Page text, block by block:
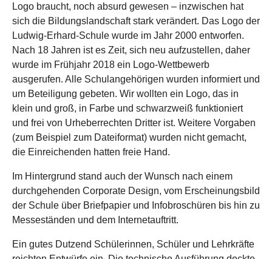
Logo braucht, noch absurd gewesen – inzwischen hat
sich die Bildungslandschaft stark verändert. Das Logo der
Ludwig-Erhard-Schule wurde im Jahr 2000 entworfen.
Nach 18 Jahren ist es Zeit, sich neu aufzustellen, daher
wurde im Frühjahr 2018 ein Logo-Wettbewerb
ausgerufen. Alle Schulangehörigen wurden informiert und
um Beteiligung gebeten. Wir wollten ein Logo, das in
klein und groß, in Farbe und schwarzweiß funktioniert
und frei von Urheberrechten Dritter ist. Weitere Vorgaben
(zum Beispiel zum Dateiformat) wurden nicht gemacht,
die Einreichenden hatten freie Hand.
Im Hintergrund stand auch der Wunsch nach einem
durchgehenden Corporate Design, vom Erscheinungsbild
der Schule über Briefpapier und Infobroschüren bis hin zu
Messeständen und dem Internetauftritt.
Ein gutes Dutzend Schülerinnen, Schüler und Lehrkräfte